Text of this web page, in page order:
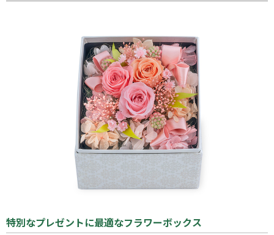
特別なプレゼントに最適なフラワーボックス